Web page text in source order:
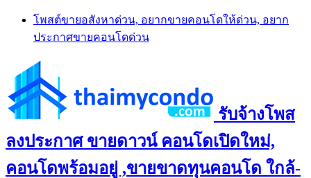
Skip
content
โพสต์ขายอสังหาด่วน, อยากขายคอนโดให้ด่วน, อยาก
ประกาศขายคอนโดด่วน
รับจ้างโพส
ลงประกาศ ขายดาวน์ คอนโดเปิดใหม่,
คอนโดพร้อมอยู่ ,ขายขาดทุนคอนโด ใกล้-